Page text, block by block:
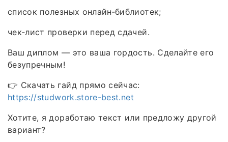
список полезных онлайн‑библиотек;
чек‑лист проверки перед сдачей.
Ваш диплом — это ваша гордость. Сделайте его
безупречным!
👉 Скачать гайд прямо сейчас:
https://studwork.store-best.net
Хотите, я доработаю текст или предложу другой
вариант?